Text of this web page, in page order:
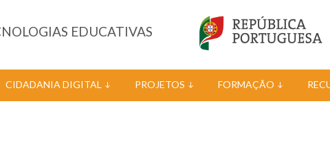
EDUCATIVAS
CIDADANIA DIGITAL PROJETOS FORMAÇÃO